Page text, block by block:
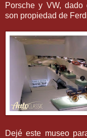
Porsche y VW,
son propiedad de
Dejé este museo